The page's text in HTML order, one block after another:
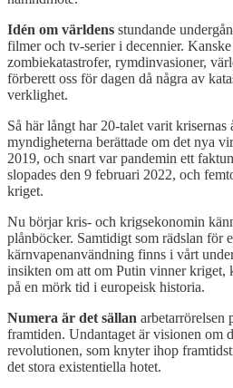
Idén om världens stundande
filmer och tv-serier i decennier.
zombiekatastrofer, rymdinvasioner,
förberett oss för dagen då några av
verklighet.
Så här långt har 20-talet varit krisernas
myndigheterna berättade om det nya
2019, och snart var pandemin ett
slopades den 9 februari 2022, och
kriget.
Nu börjar kris- och krigsekonomin
plånböcker. Samtidigt som rädslan för
kärnvapenanvändning finns i vårt
insikten om att om Putin vinner kriget,
på en mörk tid i europeisk historia.
Numera är det sällan arbetarrörelsen
framtiden. Undantaget är visionen om
revolutionen, som knyter ihop
det stora existentiella hotet.